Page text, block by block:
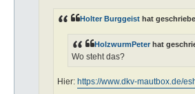
Holter Burggeist hat
HolzwurmPeter hat
Wo steht das?
Hier: https://www.dkv-mautbox.de/